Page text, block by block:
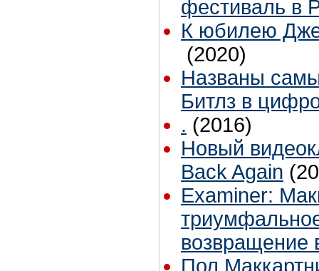
фестиваль в
К юбилею
(2020)
Названы
Битлз в
. (2016)
Новый
Back Again
Examiner:
возвращение
Пол